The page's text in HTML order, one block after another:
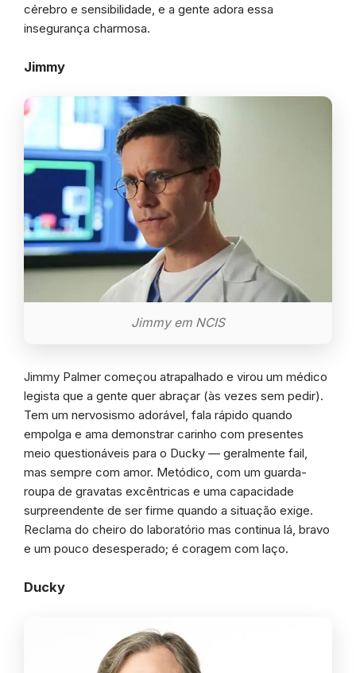
cérebro e sensibilidade, e a gente adora essa
insegurança charmosa.
Jimmy
Jimmy em NCIS
Jimmy Palmer começou atrapalhado e virou um médico
legista que a gente quer abraçar (às vezes sem pedir).
Tem um nervosismo adorável, fala rápido quando
empolga e ama demonstrar carinho com presentes
meio questionáveis para o Ducky — geralmente fail,
mas sempre com amor. Metódico, com um guarda-
roupa de gravatas excêntricas e uma capacidade
surpreendente de ser firme quando a situação exige.
Reclama do cheiro do laboratório mas continua lá, bravo
e um pouco desesperado; é coragem com laço.
Ducky